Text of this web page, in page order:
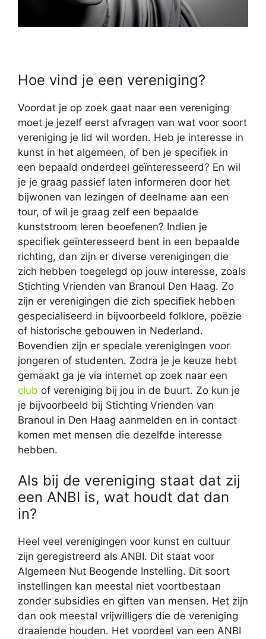
Hoe vind je een vereniging?
Voordat je op zoek gaat naar een vereniging
moet je jezelf eerst afvragen van wat voor soort
vereniging je lid wil worden. Heb je interesse in
kunst in het algemeen, of ben je specifiek in
een bepaald onderdeel geïnteresseerd? En wil
je je graag passief laten informeren door het
bijwonen van lezingen of deelname aan een
tour, of wil je graag zelf een bepaalde
kunststroom leren beoefenen? Indien je
specifiek geïnteresseerd bent in een bepaalde
richting, dan zijn er diverse verenigingen die
zich hebben toegelegd op jouw interesse, zoals
Stichting Vrienden van Branoul Den Haag. Zo
zijn er verenigingen die zich specifiek hebben
gespecialiseerd in bijvoorbeeld folklore, poëzie
of historische gebouwen in Nederland.
Bovendien zijn er speciale verenigingen voor
jongeren of studenten. Zodra je je keuze hebt
gemaakt ga je via internet op zoek naar een
club of vereniging bij jou in de buurt. Zo kun je
je bijvoorbeeld bij Stichting Vrienden van
Branoul in Den Haag aanmelden en in contact
komen met mensen die dezelfde interesse
hebben.
Als bij de vereniging staat dat zij
een ANBI is, wat houdt dat dan
in?
Heel veel verenigingen voor kunst en cultuur
zijn geregistreerd als ANBI. Dit staat voor
Algemeen Nut Beogende Instelling. Dit soort
instellingen kan meestal niet voortbestaan
zonder subsidies en giften van mensen. Het zijn
dan ook meestal vrijwilligers die de vereniging
draaiende houden. Het voordeel van een ANBI